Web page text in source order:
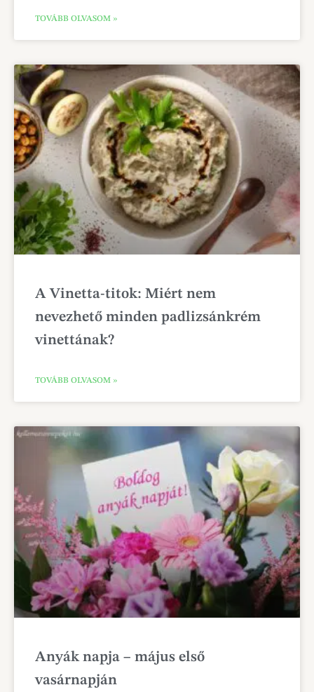
TOVÁBB OLVASOM »
A Vinetta-titok: Miért nem
nevezhető minden padlizsánkrém
vinettának?
TOVÁBB OLVASOM »
Anyák napja – május első
vasárnapján